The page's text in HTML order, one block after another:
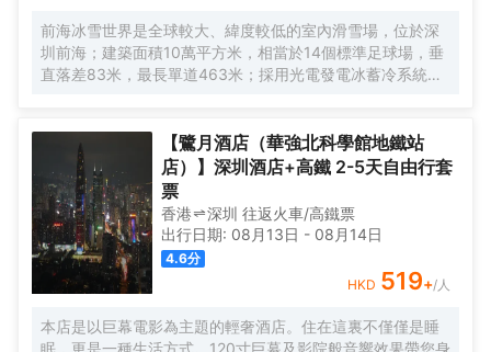
前海冰雪世界是全球較大、緯度較低的室內滑雪場，位於深
圳前海；建築面積10萬平方米，相當於14個標準足球場，垂
直落差83米，最長單道463米‌；採用光電發電冰蓄冷系統，
【鷺月酒店（華強北科學館地鐵站
店）】深圳酒店+高鐵 2-5天自由行套
票
香港 深圳 往返火車/高鐵票
出行日期: 08月13日 - 08月14日
4.6分
HKD 519+/人
本店是以巨幕電影為主題的輕奢酒店。住在這裏不僅僅是睡
眠，更是一種生活方式。120寸巨幕及影院般音響效果帶您身